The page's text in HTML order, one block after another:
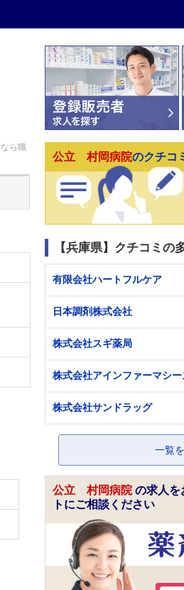
ら職
公立 村岡病院のクチコ
【兵庫県】クチコミの
有限会社ハートフルケア
日本調剤株式会社
株式会社スギ薬局
株式会社アインファーマシー
株式会社サンドラッグ
一覧
公立 村岡病院の求人を
トにご相談ください